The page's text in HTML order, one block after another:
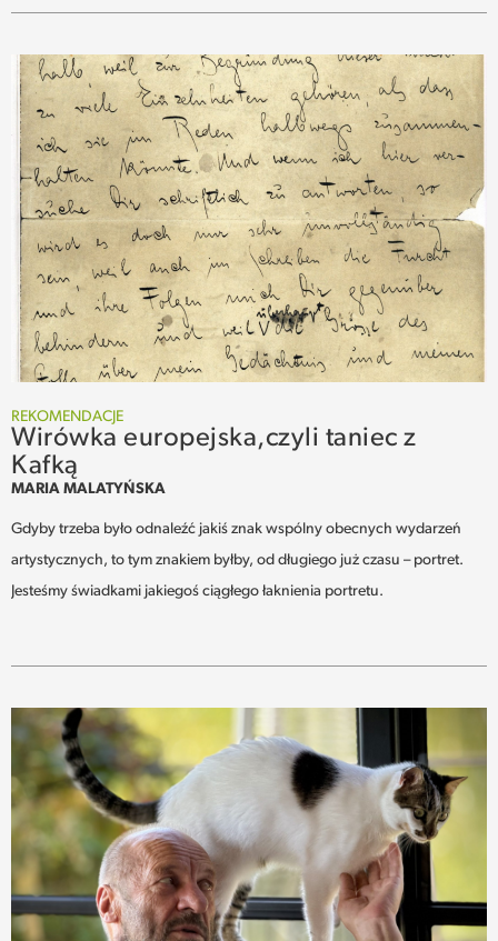
REKOMENDACJE
Wirówka europejska,czyli taniec z
Kafką
MARIA MALATYŃSKA
Gdyby trzeba było odnaleźć jakiś znak wspólny obecnych wydarzeń
artystycznych, to tym znakiem byłby, od długiego już czasu – portret.
Jesteśmy świadkami jakiegoś ciągłego łaknienia portretu.